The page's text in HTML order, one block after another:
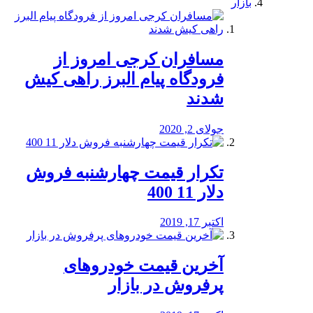
مسافران کرجی امروز از
فرودگاه پیام البرز راهی کیش
شدند
جولای 2, 2020
تکرار قیمت چهارشنبه فروش
دلار 11 400
اکتبر 17, 2019
آخرین قیمت خودرو‌های
پرفروش در بازار